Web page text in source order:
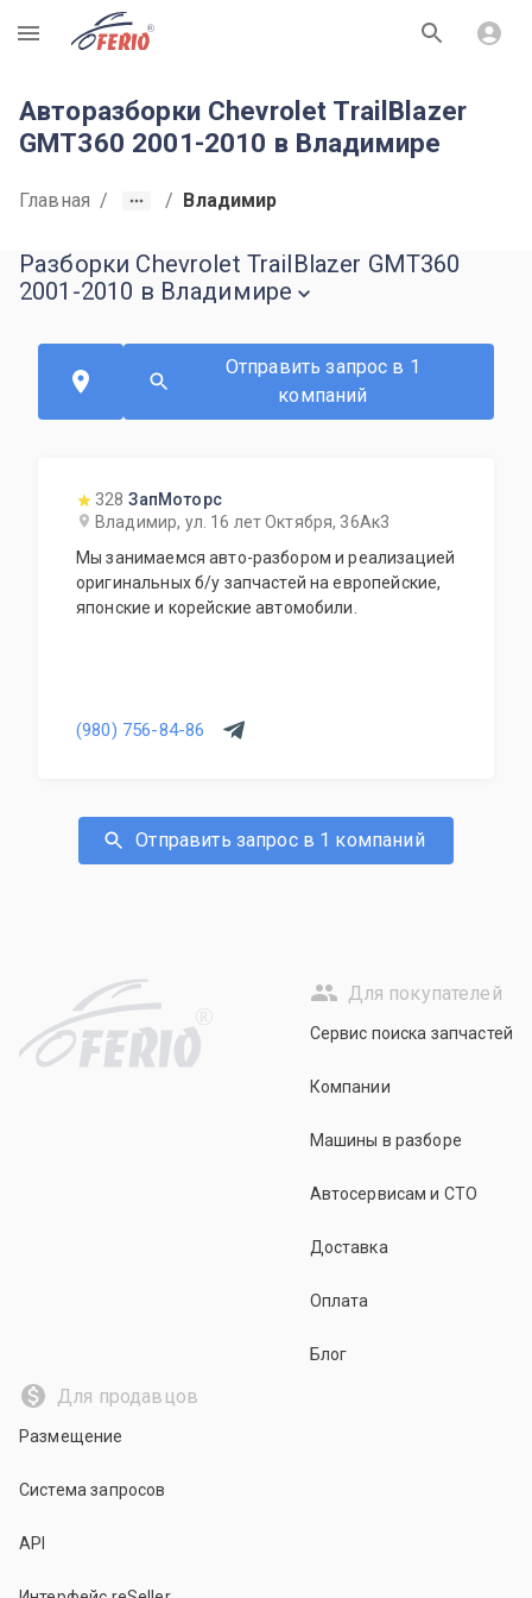
R
Авторазборки Chevrolet TrailBlazer
GMT360 2001-2010 в Владимире
Главная / / Владимир
Разборки Chevrolet TrailBlazer GMT360
2001-2010 в Владимире
Отправить запрос в 1
компаний
328 ЗапМоторс
Владимир, ул. 16 лет Октября, 36Ак3
Мы занимаемся авто-разбором и реализацией
оригинальных б/у запчастей на европейские,
японские и корейские автомобили.
(980) 756-84-86
Отправить запрос в 1 компаний
R
Для покупателей
Сервис поиска запчастей
Компании
Машины в разборе
Автосервисам и СТО
Доставка
Оплата
Блог
Для продавцов
Размещение
Система запросов
API